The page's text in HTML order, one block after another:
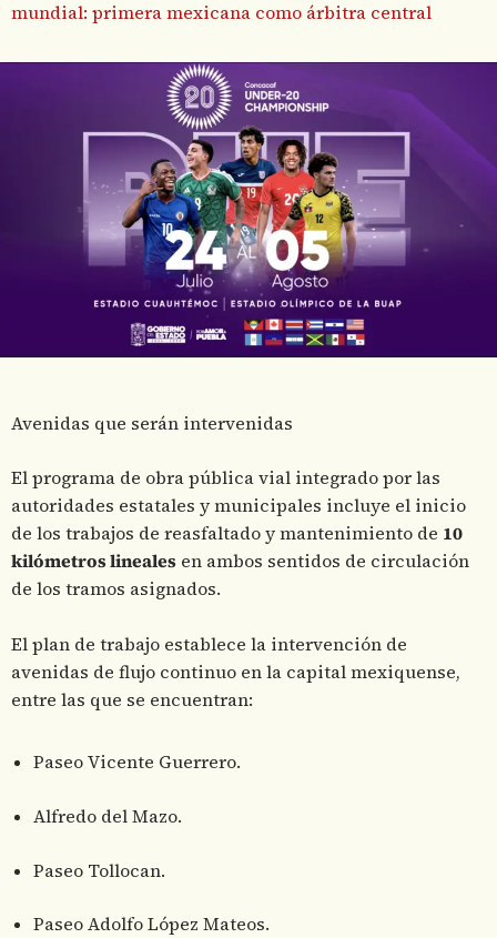
mundial: primera mexicana como árbitra central
Avenidas que serán intervenidas
El programa de obra pública vial integrado por las
autoridades estatales y municipales incluye el inicio
de los trabajos de reasfaltado y mantenimiento de 10
kilómetros lineales en ambos sentidos de circulación
de los tramos asignados.
El plan de trabajo establece la intervención de
avenidas de flujo continuo en la capital mexiquense,
entre las que se encuentran:
Paseo Vicente Guerrero.
Alfredo del Mazo.
Paseo Tollocan.
Paseo Adolfo López Mateos.